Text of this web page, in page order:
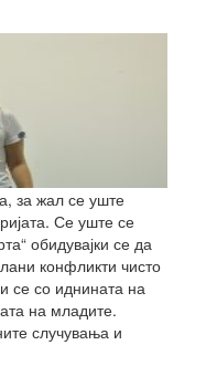
за жал се уште
Се уште се
обидувајки се да
конфликти чисто
се со иднината на
на младите.
случувања и